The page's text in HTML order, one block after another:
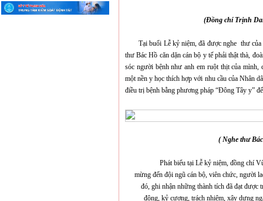
(Đồng chí Trịnh
Tại buổi Lễ kỷ niệm, đã được nghe thư của
thư Bác Hồ căn dặn cán bộ y tế phải thật thà,
sóc người bệnh như anh em ruột thịt của
một nền y học thích hợp với nhu cầu của Nhân
điều trị bệnh bằng phương pháp “Đông Tây y”
( Nghe thư
Phát biểu tại Lễ kỷ niệm, đồng chí
mừng đến đội ngũ cán bộ, viên chức, người
đó, ghi nhận những thành tích đã đạt được
động, kỷ cương, trách nhiệm, xây dựng